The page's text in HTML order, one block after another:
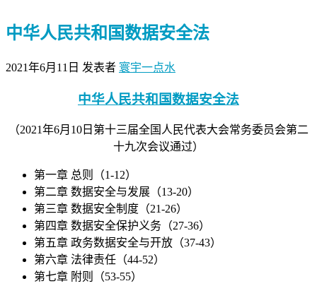
中华人民共和国数据安全法
2021年6月11日 发表者 寰宇一点水
中华人民共和国数据安全法
（2021年6月10日第十三届全国人民代表大会常务委员会第二
十九次会议通过）
第一章 总则（1-12）
第二章 数据安全与发展（13-20）
第三章 数据安全制度（21-26）
第四章 数据安全保护义务（27-36）
第五章 政务数据安全与开放（37-43）
第六章 法律责任（44-52）
第七章 附则（53-55）